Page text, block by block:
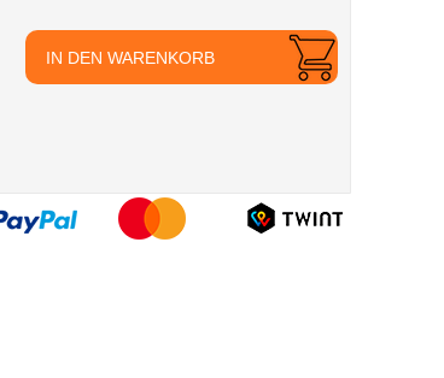
IN DEN WARENKORB